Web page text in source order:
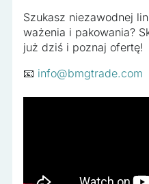
Szukasz niezawodnej
ważenia i pakowania?
już dziś i poznaj ofertę!
📧 info@bmgtrade.com